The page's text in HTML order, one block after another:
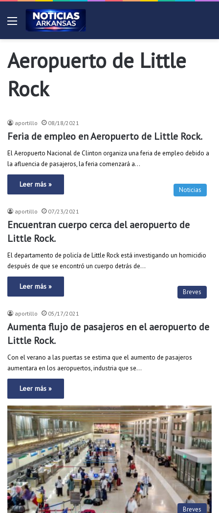
Menú
Aeropuerto de Little
Rock
aportillo 08/18/2021
Feria de empleo en Aeropuerto de Little Rock.
El Aeropuerto Nacional de Clinton organiza una feria de empleo debido a
la afluencia de pasajeros, la feria comenzará a…
Leer más »
Noticias
aportillo 07/23/2021
Encuentran cuerpo cerca del aeropuerto de
Little Rock.
El departamento de policía de Little Rock está investigando un homicidio
después de que se encontró un cuerpo detrás de…
Leer más »
Breves
aportillo 05/17/2021
Aumenta flujo de pasajeros en el aeropuerto de
Little Rock.
Con el verano a las puertas se estima que el aumento de pasajeros
aumentara en los aeropuertos, industria que se…
Leer más »
Breves